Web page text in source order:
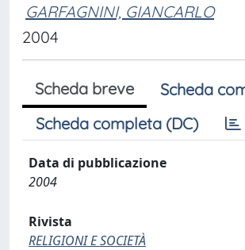
GARFAGNINI, GIANCARLO
2004
Scheda breve
Scheda
Scheda completa (DC)
Data di pubblicazione
2004
Rivista
RELIGIONI E SOCIETÀ